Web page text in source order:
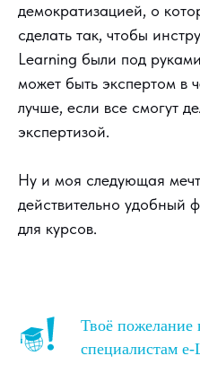
демократизацией, о
сделать так, чтобы
Learning были под
может быть экспертом в
лучше, если все смогут
экспертизой.
Ну и моя следующая
действительно удобный
для курсов.
Твоё
специалистам e-